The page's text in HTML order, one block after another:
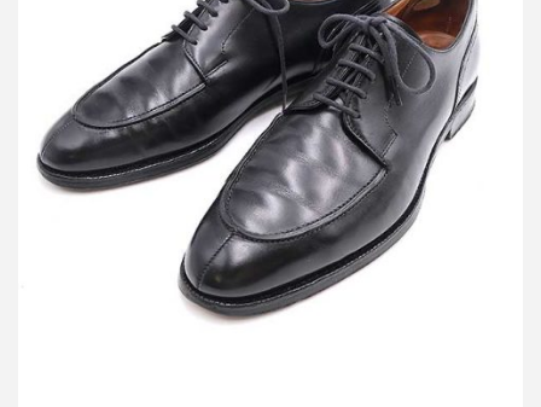
クロケット＆ジョーンズ × バーニーズ ニューヨーク 8513
MONTAGU Uチップ レザーシューズ
買取金額20,000円
詳しく見る